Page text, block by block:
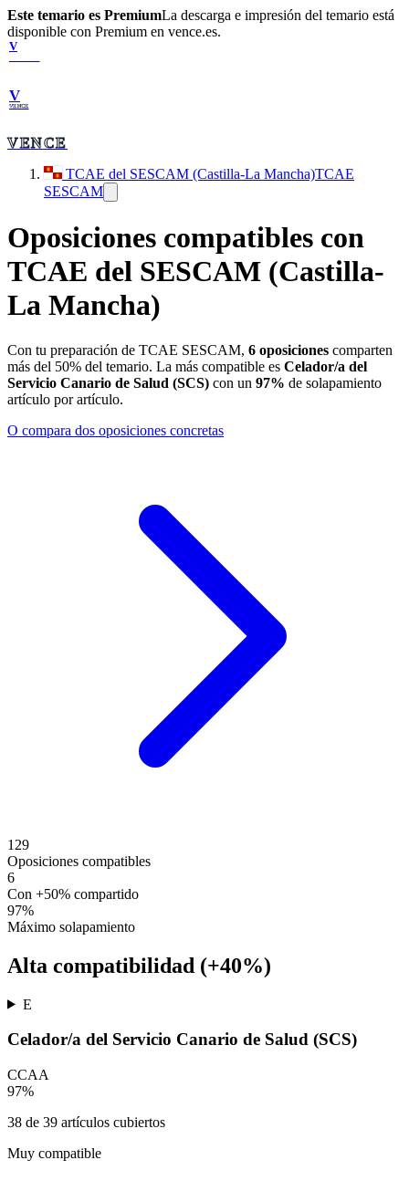
Este temario es PremiumLa descarga e impresión del temario está
disponible con Premium en vence.es.
V
V
VENCE
VENCE
TCAE del SESCAM (Castilla-La Mancha)TCAE
SESCAM
Oposiciones compatibles con
TCAE del SESCAM (Castilla-
La Mancha)
Con tu preparación de TCAE SESCAM, 6 oposiciones comparten
más del 50% del temario. La más compatible es Celador/a del
Servicio Canario de Salud (SCS) con un 97% de solapamiento
artículo por artículo.
O compara dos oposiciones concretas
129
Oposiciones compatibles
6
Con +50% compartido
97%
Máximo solapamiento
Alta compatibilidad (+40%)
E
Celador/a del Servicio Canario de Salud (SCS)
CCAA
97%
38 de 39 artículos cubiertos
Muy compatible